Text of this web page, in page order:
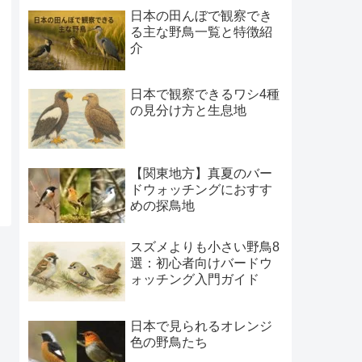
日本の田んぼで観察でき
る主な野鳥一覧と特徴紹
介
日本で観察できるワシ4種
の見分け方と生息地
【関東地方】真夏のバー
ドウォッチングにおすす
めの探鳥地
スズメよりも小さい野鳥8
選：初心者向けバードウ
ォッチング入門ガイド
日本で見られるオレンジ
色の野鳥たち